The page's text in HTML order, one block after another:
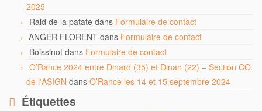
2025
Raid de la patate dans Formulaire de contact
ANGER FLORENT dans Formulaire de contact
Boissinot dans Formulaire de contact
O’Rance 2024 entre Dinard (35) et Dinan (22) – Section CO
de l'ASIGN dans O’Rance les 14 et 15 septembre 2024
Étiquettes